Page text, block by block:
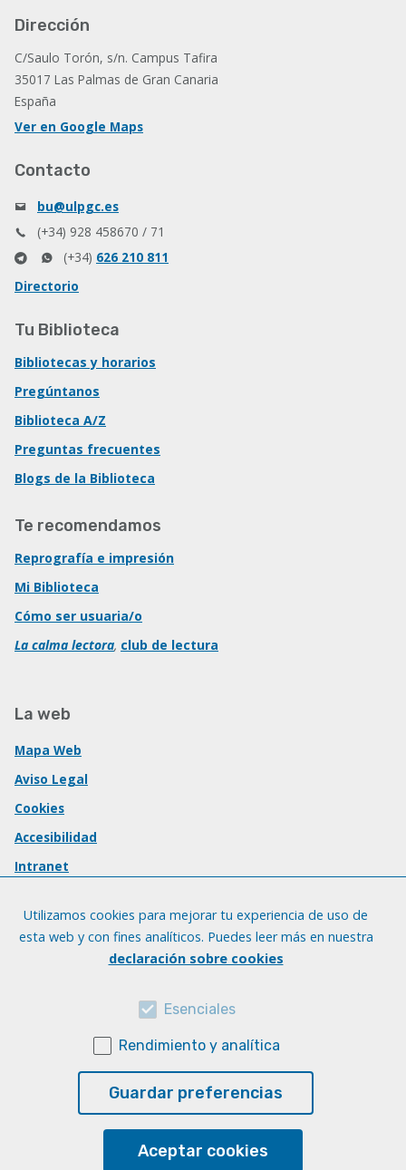
Dirección
C/Saulo Torón, s/n. Campus Tafira
35017 Las Palmas de Gran Canaria
España
Ver en Google Maps
Contacto
bu@ulpgc.es
(+34) 928 458670 / 71
(+34) 626 210 811
Directorio
Tu Biblioteca
Bibliotecas y horarios
Pregúntanos
Biblioteca A/Z
Preguntas frecuentes
Blogs de la Biblioteca
Te recomendamos
Reprografía e impresión
Mi Biblioteca
Cómo ser usuaria/o
La calma lectora, club de lectura
La web
Mapa Web
Aviso Legal
Cookies
Accesibilidad
Intranet
Utilizamos cookies para mejorar tu experiencia de uso de
esta web y con fines analíticos. Puedes leer más en nuestra
declaración sobre cookies
Esenciales
Rendimiento y analítica
Guardar preferencias
Aceptar cookies